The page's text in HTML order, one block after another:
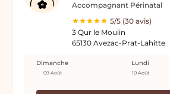
Accompagnant Périnatal
5/5 (30 avis)
3 Qur le Moulin
65130 Avezac-Prat-Lahitte
Dimanche
09 Août
Lundi
10 Août